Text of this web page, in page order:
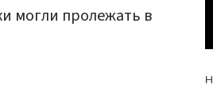
могли пролежать в